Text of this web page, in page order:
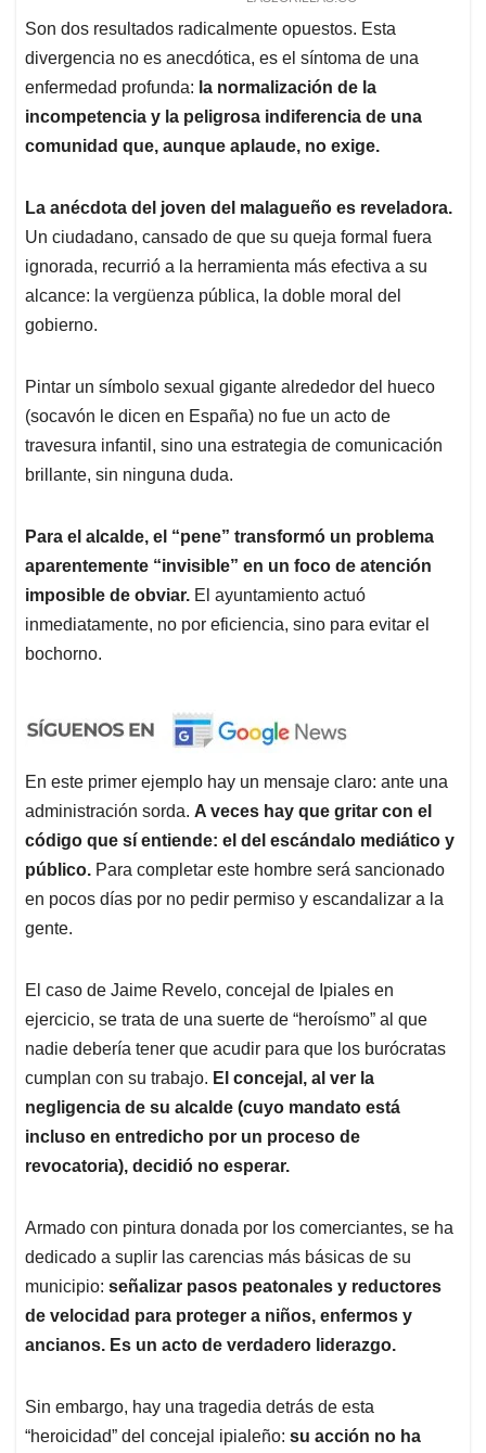
Son dos resultados radicalmente opuestos. Esta
divergencia no es anecdótica, es el síntoma de una
enfermedad profunda: la normalización de la
incompetencia y la peligrosa indiferencia de una
comunidad que, aunque aplaude, no exige.
La anécdota del joven del malagueño es reveladora.
Un ciudadano, cansado de que su queja formal fuera
ignorada, recurrió a la herramienta más efectiva a su
alcance: la vergüenza pública, la doble moral del
gobierno.
Pintar un símbolo sexual gigante alrededor del hueco
(socavón le dicen en España) no fue un acto de
travesura infantil, sino una estrategia de comunicación
brillante, sin ninguna duda.
Para el alcalde, el “pene” transformó un problema
aparentemente “invisible” en un foco de atención
imposible de obviar. El ayuntamiento actuó
inmediatamente, no por eficiencia, sino para evitar el
bochorno.
En este primer ejemplo hay un mensaje claro: ante una
administración sorda. A veces hay que gritar con el
código que sí entiende: el del escándalo mediático y
público. Para completar este hombre será sancionado
en pocos días por no pedir permiso y escandalizar a la
gente.
El caso de Jaime Revelo, concejal de Ipiales en
ejercicio, se trata de una suerte de “heroísmo” al que
nadie debería tener que acudir para que los burócratas
cumplan con su trabajo. El concejal, al ver la
negligencia de su alcalde (cuyo mandato está
incluso en entredicho por un proceso de
revocatoria), decidió no esperar.
Armado con pintura donada por los comerciantes, se ha
dedicado a suplir las carencias más básicas de su
municipio: señalizar pasos peatonales y reductores
de velocidad para proteger a niños, enfermos y
ancianos. Es un acto de verdadero liderazgo.
Sin embargo, hay una tragedia detrás de esta
“heroicidad” del concejal ipialeño: su acción no ha